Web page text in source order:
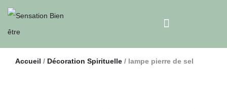
Accueil / Décoration Spirituelle / lampe pierre de sel